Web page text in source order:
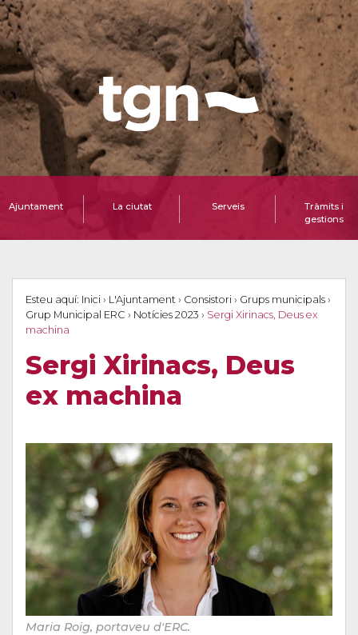
Ajuntament La ciutat Serveis
Tràmits i
gestions
Esteu aquí: Inici › L'Ajuntament › Consistori › Grups municipals ›
Grup Municipal ERC › Notícies 2023 › Sergi Xirinacs, Deus ex
machina
Sergi Xirinacs, Deus
ex machina
Maria Roig, portaveu d'ERC.